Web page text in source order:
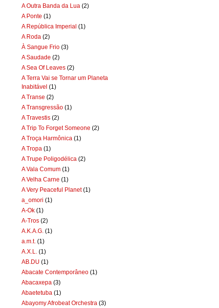
A Outra Banda da Lua (2)
A Ponte (1)
A República Imperial (1)
A Roda (2)
À Sangue Frio (3)
A Saudade (2)
A Sea Of Leaves (2)
A Terra Vai se Tornar um Planeta
Inabitável (1)
A Transe (2)
A Transgressão (1)
A Travestis (2)
A Trip To Forget Someone (2)
A Troça Harmônica (1)
A Tropa (1)
A Trupe Poligodélica (2)
A Vala Comum (1)
A Velha Carne (1)
A Very Peaceful Planet (1)
a_omori (1)
A-Ok (1)
A-Tros (2)
A.K.A.G. (1)
a.m.t. (1)
A.X.L.
(1)
AB.DU (1)
Abacate Contemporâneo (1)
Abacaxepa (3)
Abaetetuba (1)
Abayomy Afrobeat Orchestra (3)